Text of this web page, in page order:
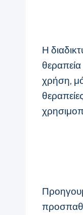
Η
χρήση,